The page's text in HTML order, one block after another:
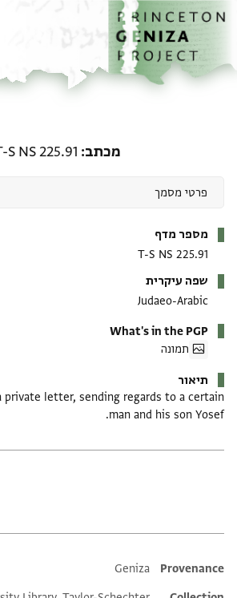
דילוג לתוכן
דף הבית
מכתב S NS 225.91
מספר מדף
T-S NS 225.91
שפה עיקרית
Judaeo-Arabic
What's in the PGP
תמונה
תיאור
private letter, sending regards to a certain
man and his son Yosef.
Additional metadata
Provenance
Geniza